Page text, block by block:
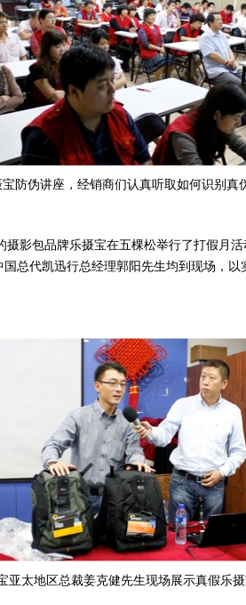
宝防伪讲座，经销商们认真听取如何识别真
影包品牌乐摄宝在五棵松举行了打假月活
国总代凯迅行总经理郭阳先生均到现场，
亚太地区总裁姜克健先生现场展示真假乐摄